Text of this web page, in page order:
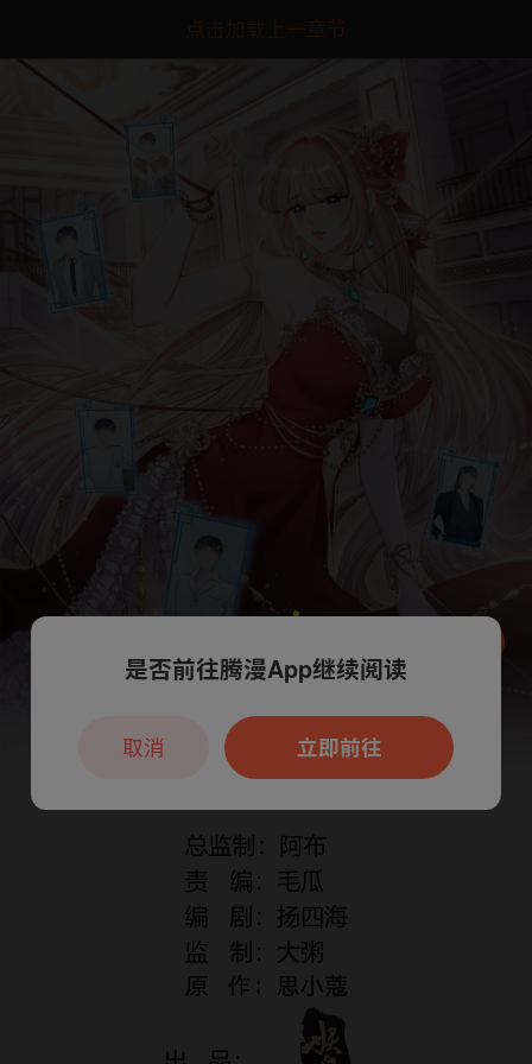
点击加载上一章节
本章节仅支持App阅读，可打开App新用
户7天免费看
是否前往腾漫App继续阅读
立即前往
取消